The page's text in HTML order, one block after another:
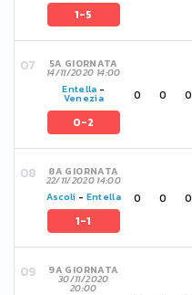
1-5
5A GIORNATA
14/11/2020 14:00
Entella -
Venezia
0-2
0 0 0
8A GIORNATA
22/11/2020 14:00
Ascoli - Entella
1-1
0 0 0
9A GIORNATA
30/11/2020
20:00